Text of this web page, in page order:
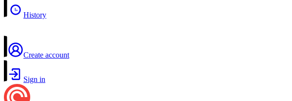
History
Create account
Sign in